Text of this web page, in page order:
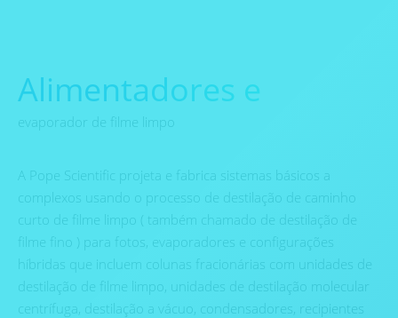
Alimentadores e
evaporador de filme limpo
A Pope Scientific projeta e fabrica sistemas básicos a
complexos usando o processo de destilação de caminho
curto de filme limpo ( também chamado de destilação de
filme fino ) para fotos, evaporadores e configurações
híbridas que incluem colunas fracionárias com unidades de
destilação de filme limpo, unidades de destilação molecular
centrífuga, destilação a vácuo, condensadores, recipientes